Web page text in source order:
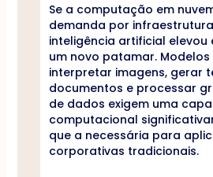
Se a computação em
demanda por
inteligência artificial elevou
um novo patamar.
interpretar imagens, gerar
documentos e processar
de dados exigem uma
computacional
que a necessária para
corporativas tradicionais.